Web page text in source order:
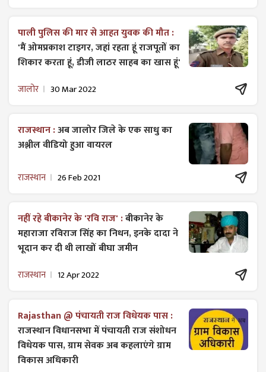
पाली पुलिस की मार से आहत युवक की मौत :
'मैं ओमप्रकाश टाइगर, जहां रहता हूं राजपूतों का
शिकार करता हूं, डीजी लाठर साहब का खास हूं'
जालोर 30 Mar 2022
राजस्थान :अब जालोर जिले के एक साधु का
अश्लील वीडियो हुआ वायरल
राजस्थान 26 Feb 2021
नहीं रहे बीकानेर के 'रवि राज' :बीकानेर के
महाराजा रविराज सिंह का निधन, इनके दादा ने
भूदान कर दी थी लाखों बीघा जमीन
राजस्थान 12 Apr 2022
Rajasthan @ पंचायती राज विधेयक पास :
राजस्थान विधानसभा में पंचायती राज ​संशोधन
विधेयक पास, ग्राम सेवक अब कहलाएंगे ग्राम
विकास अधिकारी